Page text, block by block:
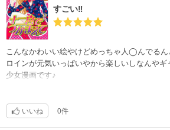
すごい‼︎
こんなかわいい絵やけどめっちゃ人◯んでる
ロインが元気いっぱいやから楽しいしなんやギ
少女漫画です♪
いいね 0件